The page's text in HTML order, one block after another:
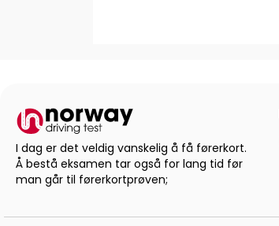
I dag er det veldig vanskelig å få førerkort.
Å bestå eksamen tar også for lang tid før
man går til førerkortprøven;